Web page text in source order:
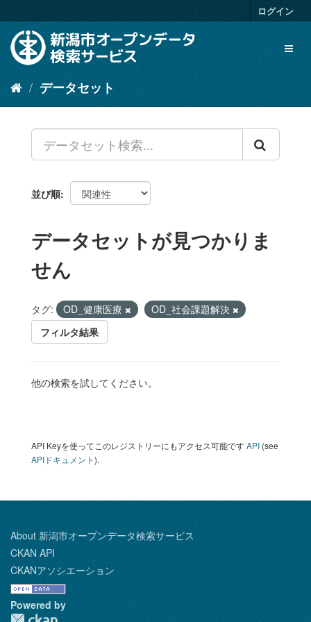
キ
容
ログイン
データセット
並び順
データセットが見つかりま
せん
タグ: OD_健康医療
OD_社会課題解決
フィルタ結果
他の検索を試してください。
API Keyを使ってこのレジストリーにもアクセス可能ですAPI (see
APIドキュメント).
About 新潟市オープンデータ検索サービス
CKAN API
CKANアソシエーション
Powered by